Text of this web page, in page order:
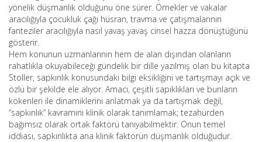
yönelik düşmanlık olduğunu öne sürer. Örnekler ve vakalar
aracılığıyla çocukluk çağı hüsran, travma ve çatışmalarının
fanteziler aracılığıyla nasıl yavaş yavaş cinsel hazza dönüştüğünü
gösterir.
Hem konunun uzmanlarının hem de alan dışından olanların
rahatlıkla okuyabileceği gündelik bir dille yazılmış olan bu kitapta
Stoller, sapkınlık konusundaki bilgi eksikliğini ve tartışmayı açık ve
özlü bir şekilde ele alıyor. Amacı, çeşitli sapıklıkları ve bunların
kökenleri ile dinamiklerini anlatmak ya da tartışmak değil,
“sapkınlık” kavramını klinik olarak tanımlamak; tezahürden
bağımsız olarak ortak faktörü tanıyabilmektir. Onun temel
iddiası, sapkınlıkta ana klinik faktörün düşmanlık olduğudur.